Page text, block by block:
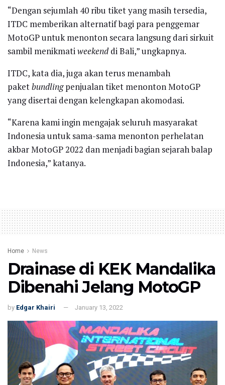
“Dengan sejumlah 40 ribu tiket yang masih tersedia,
ITDC memberikan alternatif bagi para penggemar
MotoGP untuk menonton secara langsung dari sirkuit
sambil menikmati weekenddi Bali,” ungkapnya.
ITDC, kata dia, juga akan terus menambah
paketbundlingpenjualan tiket menonton MotoGP
yang disertai dengan kelengkapan akomodasi.
“Karena kami ingin mengajak seluruh masyarakat
Indonesia untuk sama-sama menonton perhelatan
akbar MotoGP 2022 dan menjadi bagian sejarah balap
Indonesia,” katanya.
Home News
Drainase di KEK Mandalika
Dibenahi Jelang MotoGP
by Edgar Khairi January 13, 2022